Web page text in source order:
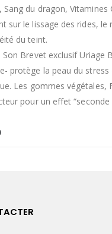
Sang du dragon, Vitamines
sur le lissage des rides, le
du teint.
Brevet exclusif Uriage
protège la peau du
Les gommes végétales,
pour un effet “seconde